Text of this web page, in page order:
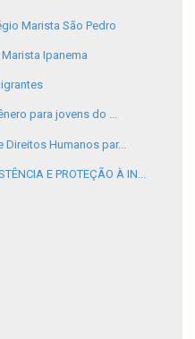
Marista São Pedro
Ipanema
para jovens do ...
Humanos par...
E PROTEÇÃO À IN...